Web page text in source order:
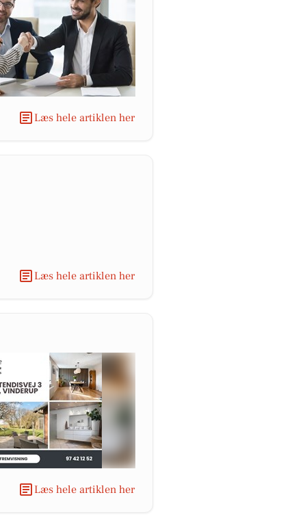
Læs hele artiklen her
Læs hele artiklen her
Læs hele artiklen her